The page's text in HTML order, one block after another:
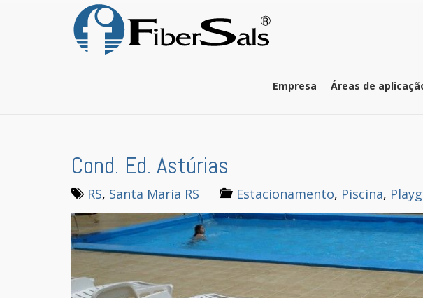
Empresa Áreas de
Cond. Ed. Astúrias
RS, Santa Maria RS Estacionamento, Piscina,